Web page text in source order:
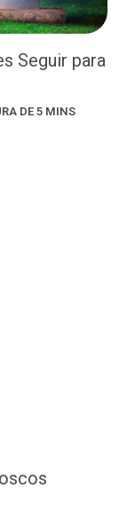
Seguir para
DE 5 MINS